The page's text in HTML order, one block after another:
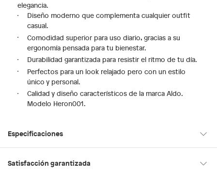
elegancia.
Diseño moderno que complementa cualquier outfit
casual.
Comodidad superior para uso diario, gracias a su
ergonomía pensada para tu bienestar.
Durabilidad garantizada para resistir el ritmo de tu día.
Perfectos para un look relajado pero con un estilo
único y personal.
Calidad y diseño característicos de la marca Aldo.
Modelo Heron001.
Especificaciones
Hecho en
Satisfacción garantizada